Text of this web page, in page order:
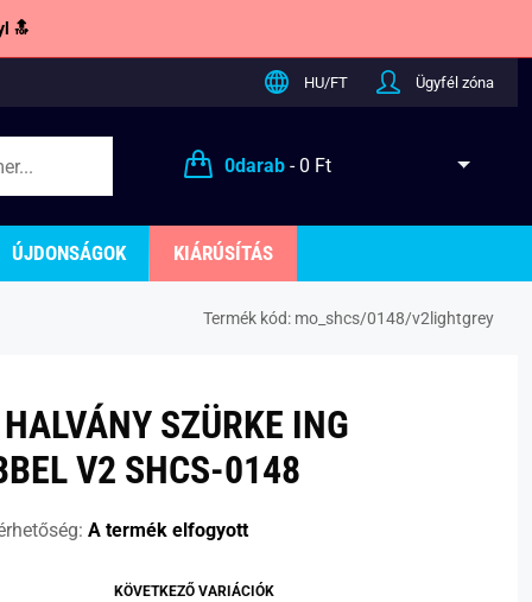
🔝
HU/FT Ügyfél zóna
0darab- 0 Ft
ÚJDONSÁGOK KIÁRÚSÍTÁS
Termék kód: mo_shcs/0148/v2lightgrey
SZÜRKE ING
V2 SHCS-0148
A termék elfogyott
KÖVETKEZŐ VARIÁCIÓK